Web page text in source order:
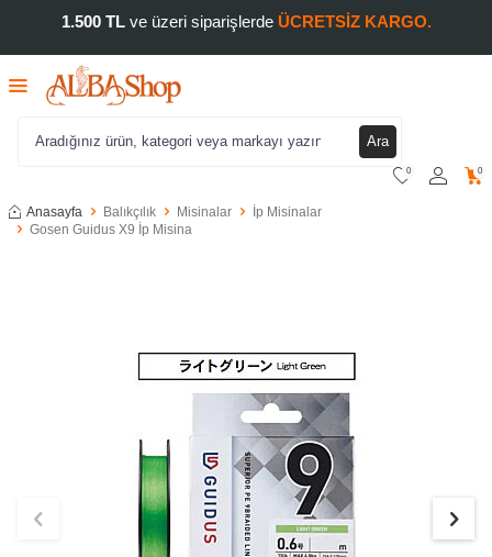
1.500 TLve üzeri siparişlerde ÜCRETSİZ KARGO.
Ara
0 0
Anasayfa Balıkçılık Misinalar
İp Misinalar
Gosen Guidus X9 İp Misina